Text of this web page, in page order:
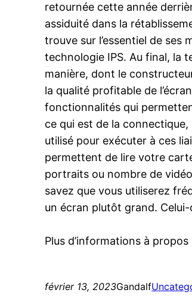
retournée cette année
assiduité dans la
trouve sur l’essentiel de ses
technologie IPS. Au final, la
manière, dont le
la qualité profitable de
fonctionnalités qui
ce qui est de la
utilisé pour exécuter à ces
permettent de lire votre
portraits ou nombre de
savez que vous utiliserez
un écran plutôt grand. Celui-
Plus d’informations à propos
février 13, 2023Gandalf